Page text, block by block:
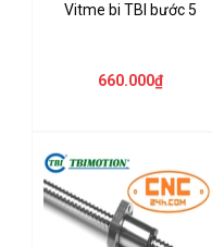
Vitme bi TBI bước 5
660.000₫